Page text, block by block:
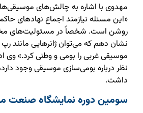
مهدوی با اشاره به چالش‌های
«این مسئله نیازمند اجماع نهادهای
روشن است. شخصاً در مسئولیت‌های
نشان دهم که می‌توان ژانرهایی مانند
موسیقی غربی را بومی و وطنی کرد.» وی
نظر درباره بومی‌سازی موسیقی وجود
داشت.
سومین دوره نمایشگاه صنعت